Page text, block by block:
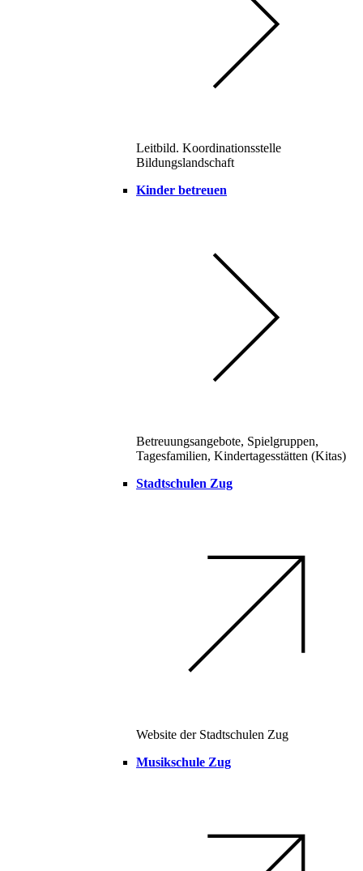
Leitbild. Koordinationsstelle
Bildungslandschaft
Kinder betreuen
Betreuungsangebote, Spielgruppen,
Tagesfamilien, Kindertagesstätten (Kitas)
Stadtschulen Zug
Website der Stadtschulen Zug
Musikschule Zug